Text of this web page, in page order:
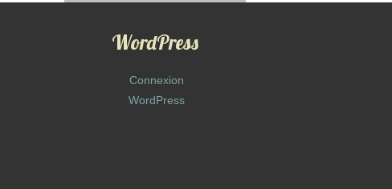
WordPress
Connexion
WordPress